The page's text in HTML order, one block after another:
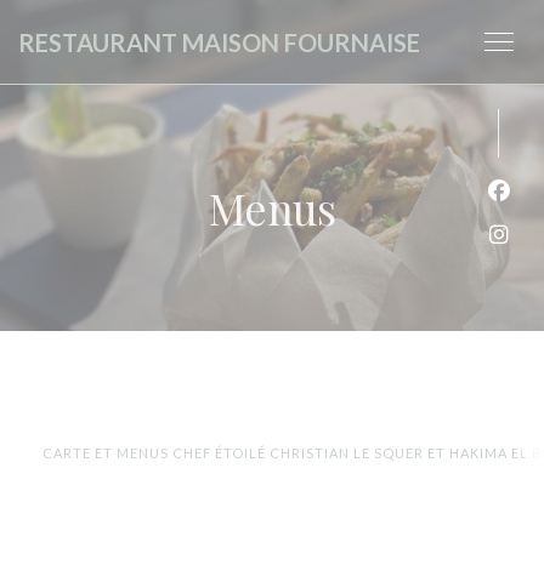
RESTAURANT MAISON FOURNAISE
Menus
CARTE ET MENUS CHEF ÉTOILÉ CHRISTIAN LE SQUER ET HAKIMA EL